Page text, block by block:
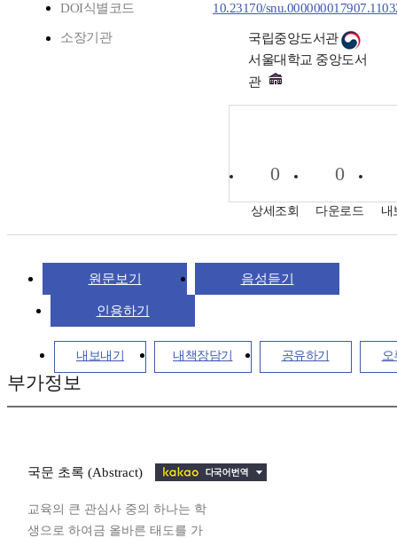
DOI식별코드 10.23170/
소장기관
국립중앙도서관
서울대학교 중앙도서
관
0
상세조회
0
다운로드 내
원문보기 음성듣기
인용하기
내보내기 내책장담기 공유하기
부가정보
국문 초록 (Abstract)
교육의 큰 관심사 중의 하나는 학
생으로 하여금 올바른 태도를 가